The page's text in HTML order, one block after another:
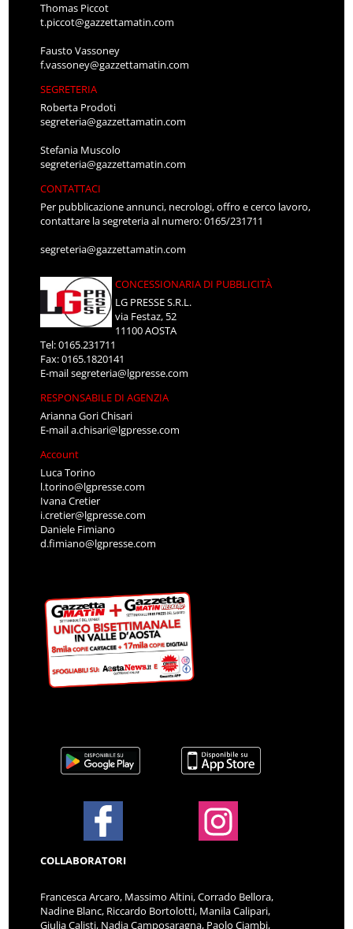
Thomas Piccot
t.piccot@gazzettamatin.com
Fausto Vassoney
f.vassoney@gazzettamatin.com
SEGRETERIA
Roberta Prodoti
segreteria@gazzettamatin.com
Stefania Muscolo
segreteria@gazzettamatin.com
CONTATTACI
Per pubblicazione annunci, necrologi, offro e cerco lavoro,
contattare la segreteria al numero: 0165/231711
segreteria@gazzettamatin.com
CONCESSIONARIA DI PUBBLICITÀ
LG PRESSE S.R.L.
via Festaz, 52
11100 AOSTA
Tel: 0165.231711
Fax: 0165.1820141
E-mailsegreteria@lgpresse.com
RESPONSABILE DI AGENZIA
Arianna Gori Chisari
E-maila.chisari@lgpresse.com
Account
Luca Torino
l.torino@lgpresse.com
Ivana Cretier
i.cretier@lgpresse.com
Daniele Fimiano
d.fimiano@lgpresse.com
COLLABORATORI
Francesca Arcaro, Massimo Altini, Corrado Bellora,
Nadine Blanc, Riccardo Bortolotti, Manila Calipari,
Giulia Calisti, Nadia Camposaragna, Paolo Ciambi,